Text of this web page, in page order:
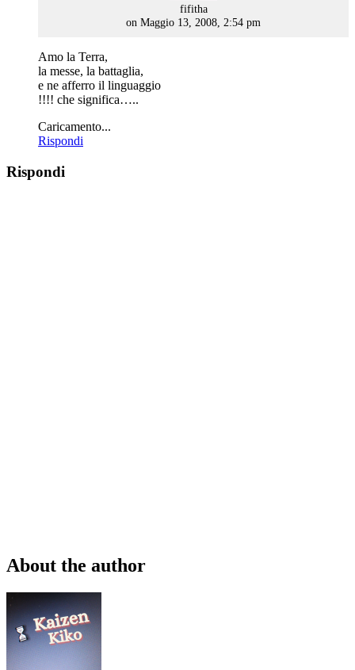
fifithasays:
on Maggio 13, 2008, 2:54 pm
Amo la Terra,
la messe, la battaglia,
e ne afferro il linguaggio
!!!! che significa…..
Caricamento...
Rispondi
Rispondi
About the author